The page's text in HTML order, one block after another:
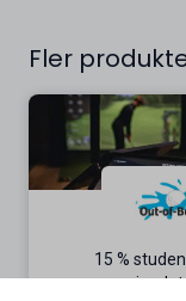
Fler
15 %